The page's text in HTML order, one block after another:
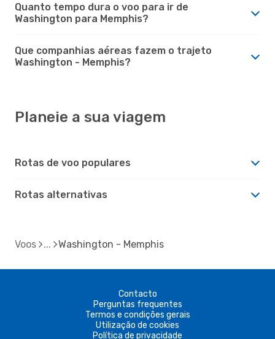
Quanto tempo dura o voo para ir de
Washington para Memphis?
Que companhias aéreas fazem o trajeto
Washington - Memphis?
Planeie a sua viagem
Rotas de voo populares
Rotas alternativas
Voos Washington - Memphis
Contacto
Perguntas frequentes
Termos e condições gerais
Utilização de cookies
Política de privacidade